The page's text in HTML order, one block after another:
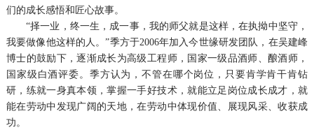
们的成长感悟和匠心故事。
“择一业，终一生，成一事，我的师父就是这样，在执拗中坚守，
我要做像他这样的人。”季方于2006年加入今世缘研发团队，在吴建峰
博士的鼓励下，逐渐成长为高级工程师，国家一级品酒师、酿酒师，
国家级白酒评委。季方认为，不管在哪个岗位，只要肯学肯干肯钻
研，练就一身真本领，掌握一手好技术，就能立足岗位成长成才，就
能在劳动中发现广阔的天地，在劳动中体现价值、展现风采、收获成
功。